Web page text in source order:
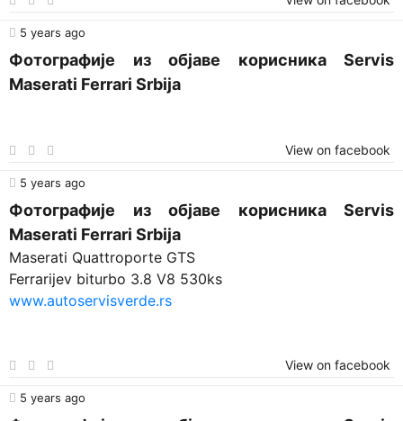
5 years ago
Фотографије из објаве корисника Servis
Maserati Ferrari Srbija
View on facebook
5 years ago
Фотографије из објаве корисника Servis
Maserati Ferrari Srbija
Maserati Quattroporte GTS
Ferrarijev biturbo 3.8 V8 530ks
www.autoservisverde.rs
View on facebook
5 years ago